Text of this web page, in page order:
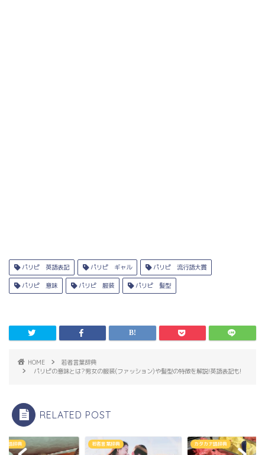
パリピ 英語表記 パリピ ギャル パリピ 流行語大賞
パリピ 意味 パリピ 服装 パリピ 髪型
HOME
若者言葉辞典
パリピの意味とは?男女の服装(ファッション)や髪型の特徴を解説!英語表記も!
RELATED POST
葉辞典 カタカナ語辞典 カタカナ語辞典